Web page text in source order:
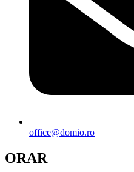
office@domio.ro
ORAR